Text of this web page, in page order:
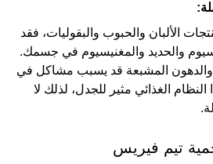
الألبان والحبوب والبقوليات، فقد
والحديد والمغنيسيوم في جسمك.
والدهون المشبعة قد يسبب مشاكل في
النظام الغذائي مثير للجدل، لذلك لا